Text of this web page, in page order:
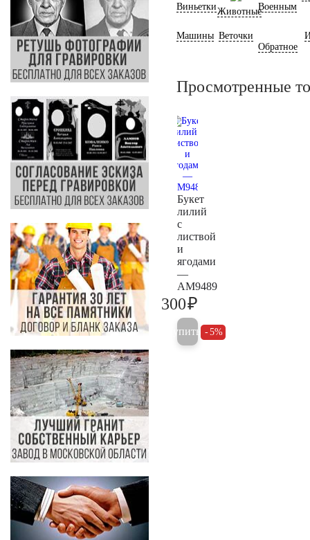
ВиньеткиЖивотныеВоенным
Машины Веточки
Обратное
Просмотренные
Букет
лилий
с
листвой
и
ягодами
—
AM9489
300₽
Купить 5%